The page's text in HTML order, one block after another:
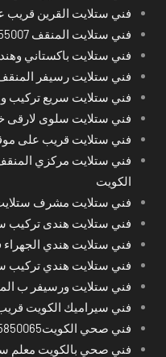
فني ستلايت القرين
فني ستلايت المنقف 94955007
فني ستلايت باكستاني
فني ستلايت رسيفر
فني ستلايت سريع تركيب
فني ستلايت سلوى لارقى
فني ستلايت قريب على
الكويت
فني ستلايت مشرف
فني ستلايت هندى تركيب
فني ستلايت هندي الجهراء
فني ستلايت هندي تركيب
فني ستلايت ورسيفر ب
فني سيراميك الكويت
فني صحي الكويت55850065
فني صحي بالكويت معلم